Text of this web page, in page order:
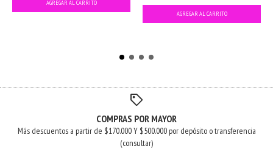
COMPRAS POR MAYOR
Más descuentos a partir de $170.000 Y $500.000 por depósito o transferencia
(consultar)